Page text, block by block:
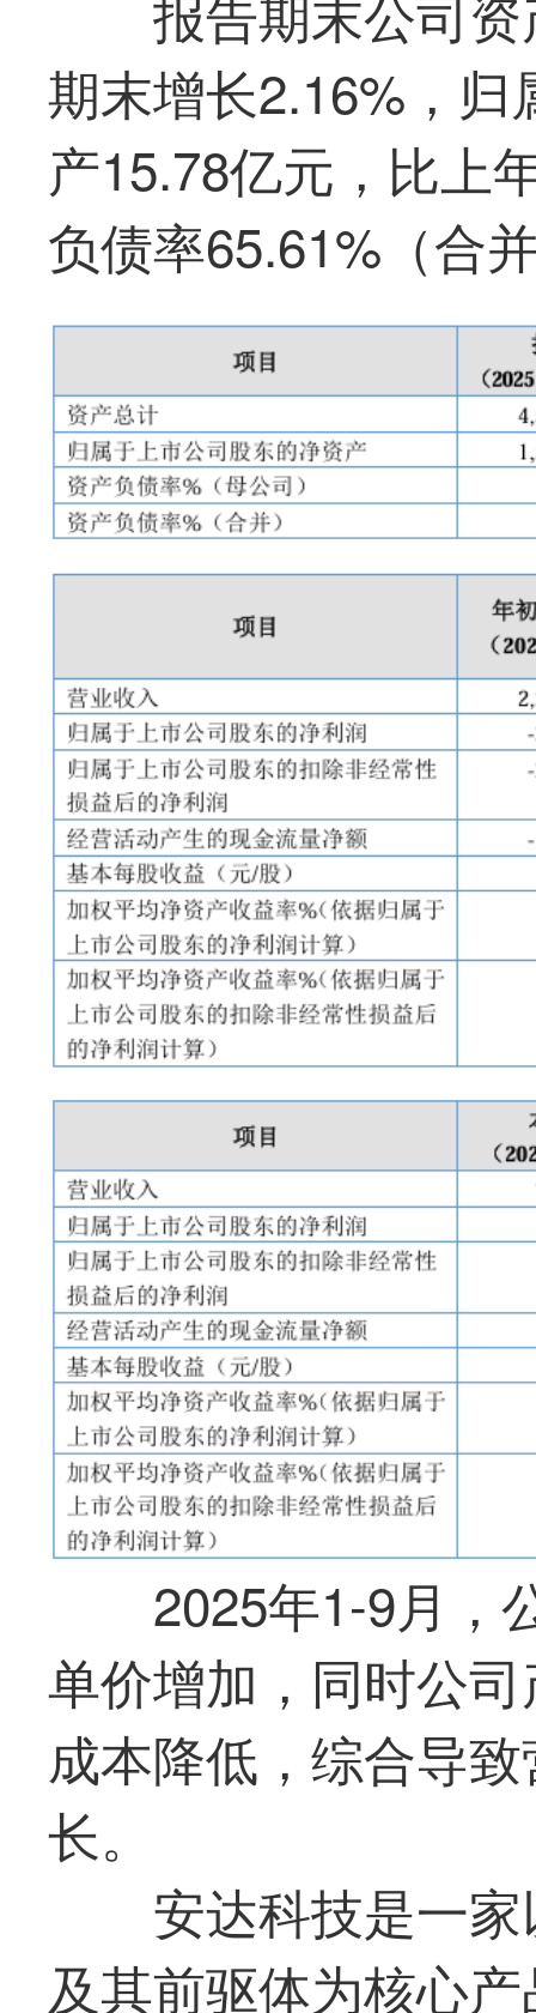
期末增长2.16%，
产15.78亿元，比上
负债率65.61%（合
2025年1-9月，
单价增加，同时公
成本降低，综合导
长。
安达科技是一
及其前驱体为核心